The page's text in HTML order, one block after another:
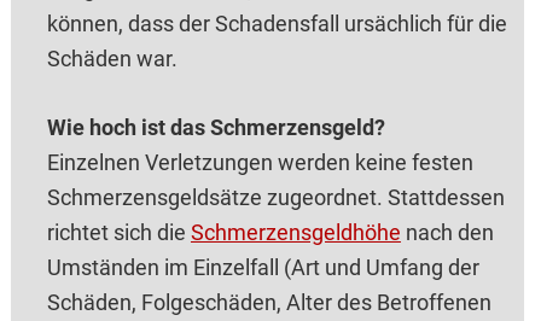
können, dass der Schadensfall ursächlich für die
Schäden war.
Wie hoch ist das Schmerzensgeld?
Einzelnen Verletzungen werden keine festen
Schmerzensgeldsätze zugeordnet. Stattdessen
richtet sich die Schmerzensgeldhöhe nach den
Umständen im Einzelfall (Art und Umfang der
Schäden, Folgeschäden, Alter des Betroffenen